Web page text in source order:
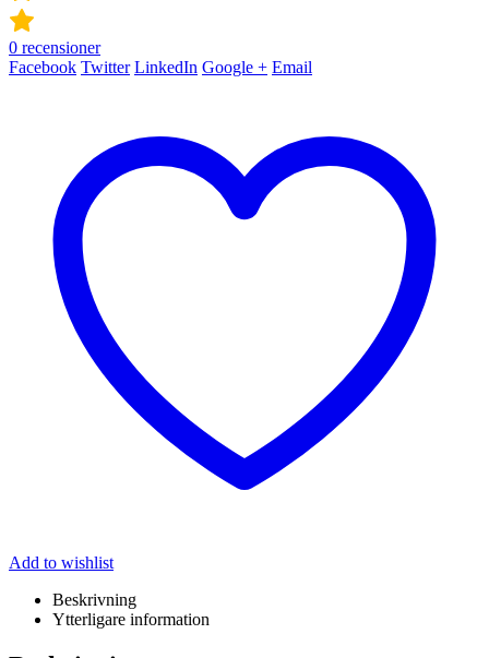
0 recensioner
Facebook Twitter LinkedIn Google + Email
Add to wishlist
Beskrivning
Ytterligare information